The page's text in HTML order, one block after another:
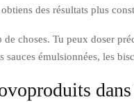
des résultats plus
choses. Tu peux doser
sauces émulsionnées, les